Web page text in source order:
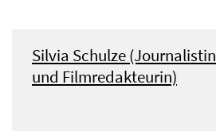
Silvia Schulze (Journalistin
und Filmredakteurin)